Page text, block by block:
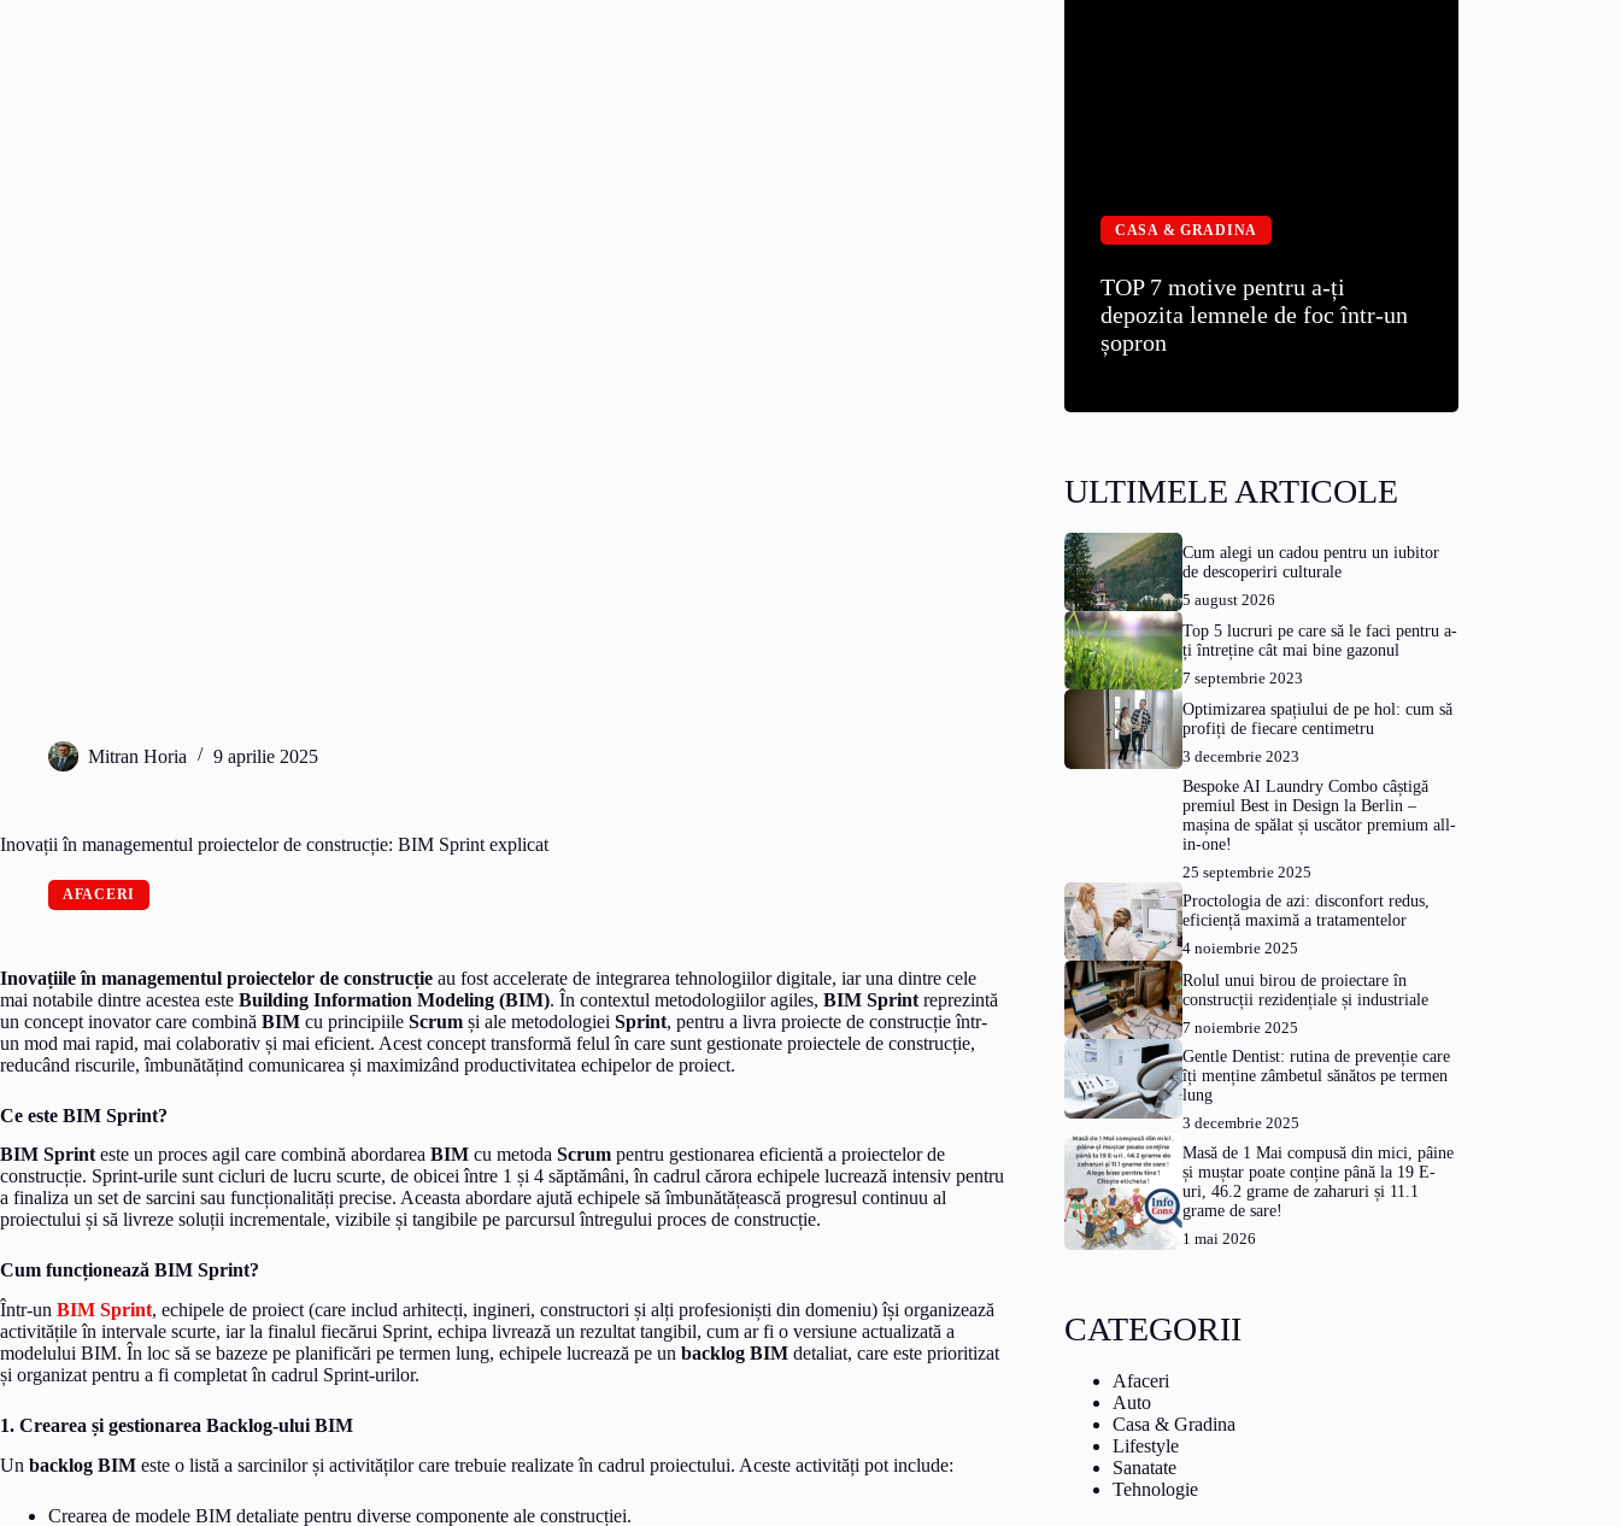
Mitran Horia 9 aprilie 2025
Inovații în managementul proiectelor de construcție: BIM Sprint explicat
AFACERI
Inovațiile în managementul proiectelor de construcție au fost accelerate de integrarea tehnologiilor digitale, iar una dintre cele
mai notabile dintre acestea este Building Information Modeling (BIM). În contextul metodologiilor agiles, BIM Sprint reprezintă
un concept inovator care combină BIM cu principiile Scrum și ale metodologiei Sprint, pentru a livra proiecte de construcție într-
un mod mai rapid, mai colaborativ și mai eficient. Acest concept transformă felul în care sunt gestionate proiectele de construcție,
reducând riscurile, îmbunătățind comunicarea și maximizând productivitatea echipelor de proiect.
Ce este BIM Sprint?
BIM Sprinteste un proces agil care combină abordarea BIM cu metoda Scrum pentru gestionarea eficientă a proiectelor de
construcție. Sprint-urile sunt cicluri de lucru scurte, de obicei între 1 și 4 săptămâni, în cadrul cărora echipele lucrează intensiv pentru
a finaliza un set de sarcini sau funcționalități precise. Aceasta abordare ajută echipele să îmbunătățească progresul continuu al
proiectului și să livreze soluții incrementale, vizibile și tangibile pe parcursul întregului proces de construcție.
Cum funcționează BIM Sprint?
Într-un BIM Sprint, echipele de proiect (care includ arhitecți, ingineri, constructori și alți profesioniști din domeniu) își organizează
activitățile în intervale scurte, iar la finalul fiecărui Sprint, echipa livrează un rezultat tangibil, cum ar fi o versiune actualizată a
modelului BIM. În loc să se bazeze pe planificări pe termen lung, echipele lucrează pe un backlog BIM detaliat, care este prioritizat
și organizat pentru a fi completat în cadrul Sprint-urilor.
1. Crearea și gestionarea Backlog-ului BIM
Un backlog BIM este o listă a sarcinilor și activităților care trebuie realizate în cadrul proiectului. Aceste activități pot include:
Crearea de modele BIM detaliate pentru diverse componente ale construcției.
CASA & GRADINA
TOP 7 motive pentru a-ți
depozita lemnele de foc într-un
șopron
ULTIMELE ARTICOLE
Cum alegi un cadou pentru un iubitor
de descoperiri culturale
5 august 2026
Top 5 lucruri pe care să le faci pentru a-
ți întreține cât mai bine gazonul
7 septembrie 2023
Optimizarea spațiului de pe hol: cum să
profiți de fiecare centimetru
3 decembrie 2023
Bespoke AI Laundry Combo câștigă
premiul Best in Design la Berlin –
mașina de spălat și uscător premium all-
in-one!
25 septembrie 2025
Proctologia de azi: disconfort redus,
eficiență maximă a tratamentelor
4 noiembrie 2025
Rolul unui birou de proiectare în
construcții rezidențiale și industriale
7 noiembrie 2025
Gentle Dentist: rutina de prevenție care
îți menține zâmbetul sănătos pe termen
lung
3 decembrie 2025
Masă de 1 Mai compusă din mici, pâine
și muștar poate conține până la 19 E-
uri, 46.2 grame de zaharuri și 11.1
grame de sare!
1 mai 2026
CATEGORII
Afaceri
Auto
Casa & Gradina
Lifestyle
Sanatate
Tehnologie